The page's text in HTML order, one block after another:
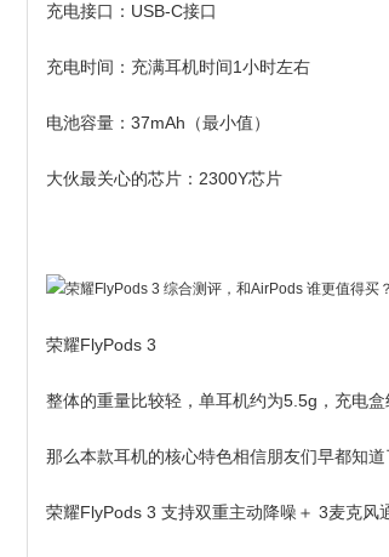
充电接口：USB-C接口
充电时间：充满耳机时间1小时左右
电池容量：37mAh（最小值）
大伙最关心的芯片：2300Y芯片
荣耀FlyPods 3
整体的重量比较轻，单耳机约为5.5g，充电盒
那么本款耳机的核心特色相信朋友们早都知道
荣耀FlyPods 3 支持双重主动降噪＋ 3麦克风